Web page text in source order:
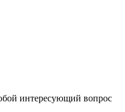
интересующий вопрос